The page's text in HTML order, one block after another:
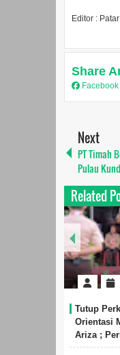
Editor : Patar
Share
Facebook
Next
PT Timah
Pulau
Related
Tutup
Orientasi
Ariza ;